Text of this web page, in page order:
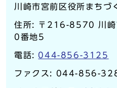
川崎市宮前区役所まちづ
住所: 〒216-8570 川崎
0番地5
電話: 044-856-3125
ファクス: 044-856-